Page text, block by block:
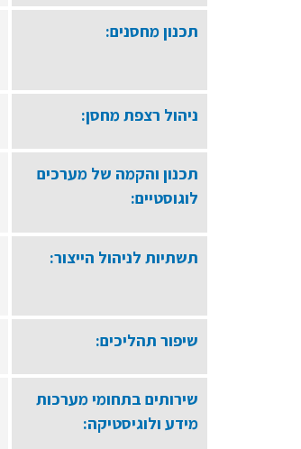
תכנון מחסנים:
ניהול רצפת מחסן:
תכנון והקמה של מערכים
לוגוסטיים:
תשתיות לניהול הייצור:
שיפור תהליכים:
שירותים בתחומי מערכות
מידע ולוגיסטיקה: